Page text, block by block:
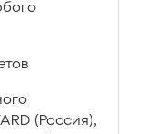
(Россия),